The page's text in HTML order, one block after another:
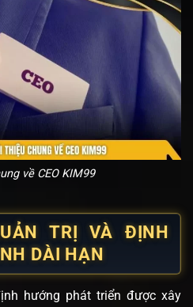
về CEO KIM99
TRỊ VÀ ĐỊNH
DÀI HẠN
hướng phát triển được xây